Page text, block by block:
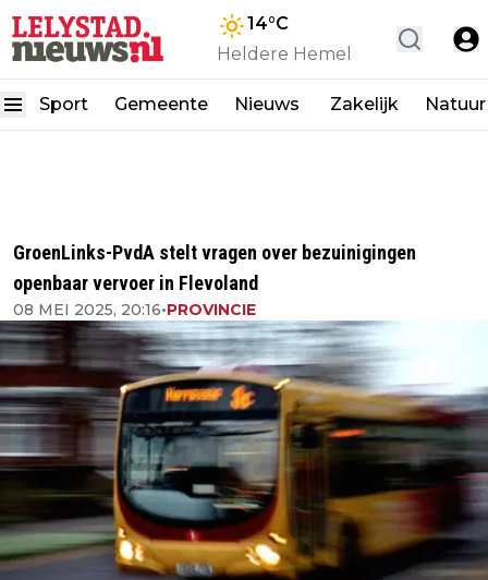
14°C
Heldere Hemel
Sport Gemeente Nieuws Zakelijk Natuur
GroenLinks-PvdA stelt vragen over bezuinigingen
openbaar vervoer in Flevoland
08 MEI 2025, 20:16•PROVINCIE